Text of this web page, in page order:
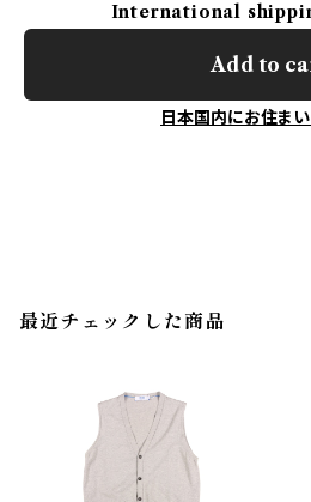
International
Add to
日本国内にお住ま
最近チェックした商品